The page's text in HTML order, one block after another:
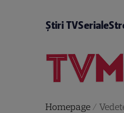
Știri TVSeriale
Homepage/